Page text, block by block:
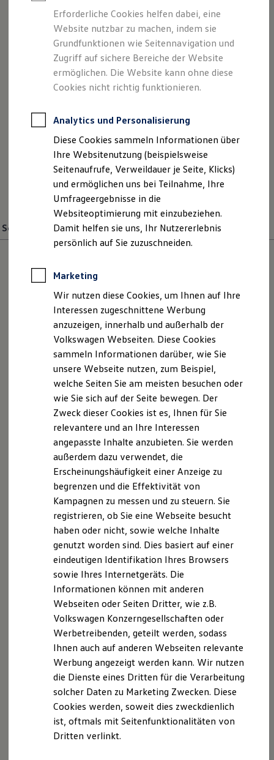
Kleinwagen-Leasing
Leasing ohne Anzahlung
Finanzierung
Autokredit mit Schlussrate
Versicherungen und Garantien
Kfz-Versicherung
Restschuldversicherungen
Garantien
Professional Class bei Volkswagen
Behörden
Direktkunden
Sonderfahrzeuge
Anpfiff zum Gewinn
Elektromobilität
Elektroautos
ID. Tutorials
Elektrofahrzeugkonzepte
ID. EVERY1
Reichweite
Rekuperation
Laden unterwegs
Laden Zuhause
Ladestationen finden
Ladezeitensimulator
Batterie
Sicherheit
Nachhaltigkeit
Technologie
Kosten und Kauf
Kaufoptionen
E-Auto-Förderung
Software und Konnektivität
Die ID. Software 6
ID. Software Versionen und Updates
Digitale Extras
Schnittstellen zu Ihrem ID.
Hybridautos
Marke und Erlebnis
Volkswagen R und R Experience
R-Modelle
R Experience
Driving Experience
Volkswagen entdecken
Werkbesichtigung
Lifestyle Shop
T-Roc Kollektion
Golf Kollektion
ID. Kollektion
Volkswagen Kollektion
R-Kollektion
GTI Kollektion
Fußball Drop
we drive football
#wedriveproud
Besitzer und Service
Software Updates
Service und Ersatzteile
Serviceanfrage stellen
Ihre Ansprechpartner
Autohaus Korth Königswinter
E-Mail schreiben
+49 2244 3071
Service Showroom Werkstatt Teile und Zubehör Buchhaltung
Marcel Mongiat
Serviceberater
02244 / 30 7-23
E-Mail schreiben
Erforderliche Cookies helfen dabei, eine
Website nutzbar zu machen, indem sie
Grundfunktionen wie Seitennavigation und
Zugriff auf sichere Bereiche der Website
ermöglichen. Die Website kann ohne diese
Cookies nicht richtig funktionieren.
Analytics und Personalisierung
Diese Cookies sammeln Informationen über
Ihre Websitenutzung (beispielsweise
Seitenaufrufe, Verweildauer je Seite, Klicks)
und ermöglichen uns bei Teilnahme, Ihre
Umfrageergebnisse in die
Websiteoptimierung mit einzubeziehen.
Damit helfen sie uns, Ihr Nutzererlebnis
persönlich auf Sie zuzuschneiden.
Marketing
Wir nutzen diese Cookies, um Ihnen auf Ihre
Interessen zugeschnittene Werbung
anzuzeigen, innerhalb und außerhalb der
Volkswagen Webseiten. Diese Cookies
sammeln Informationen darüber, wie Sie
unsere Webseite nutzen, zum Beispiel,
welche Seiten Sie am meisten besuchen oder
wie Sie sich auf der Seite bewegen. Der
Zweck dieser Cookies ist es, Ihnen für Sie
relevantere und an Ihre Interessen
angepasste Inhalte anzubieten. Sie werden
außerdem dazu verwendet, die
Erscheinungshäufigkeit einer Anzeige zu
begrenzen und die Effektivität von
Kampagnen zu messen und zu steuern. Sie
registrieren, ob Sie eine Webseite besucht
haben oder nicht, sowie welche Inhalte
genutzt worden sind. Dies basiert auf einer
eindeutigen Identifikation Ihres Browsers
sowie Ihres Internetgeräts. Die
Informationen können mit anderen
Webseiten oder Seiten Dritter, wie z.B.
Volkswagen Konzerngesellschaften oder
Werbetreibenden, geteilt werden, sodass
Ihnen auch auf anderen Webseiten relevante
Werbung angezeigt werden kann. Wir nutzen
die Dienste eines Dritten für die Verarbeitung
solcher Daten zu Marketing Zwecken. Diese
Cookies werden, soweit dies zweckdienlich
ist, oftmals mit Seitenfunktionalitäten von
Dritten verlinkt.